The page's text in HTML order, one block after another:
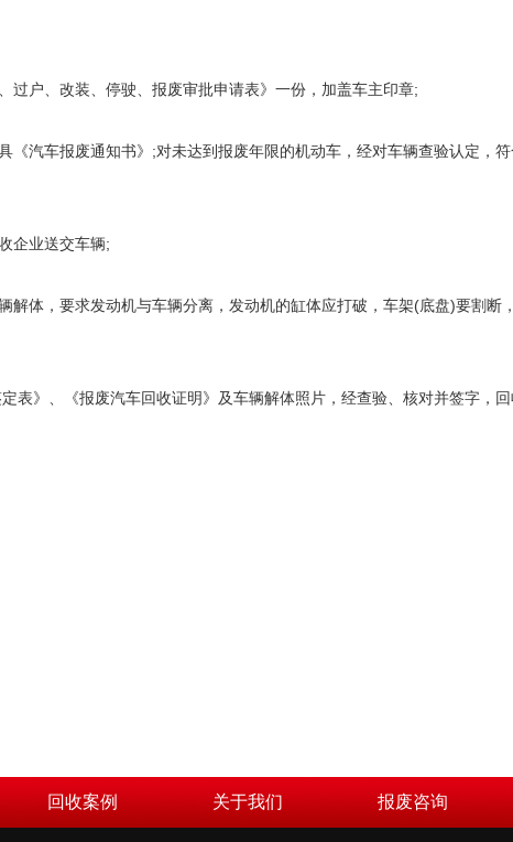
户、改装、停驶、报废审批申请表》一份，加盖车主印章;
汽车报废通知书》;对未达到报废年限的机动车，经对车辆查验认定，
企业送交车辆;
体，要求发动机与车辆分离，发动机的缸体应打破，车架(底盘)要割断
表》、《报废汽车回收证明》及车辆解体照片，经查验、核对并签字，
回收案例 关于我们 报废咨询